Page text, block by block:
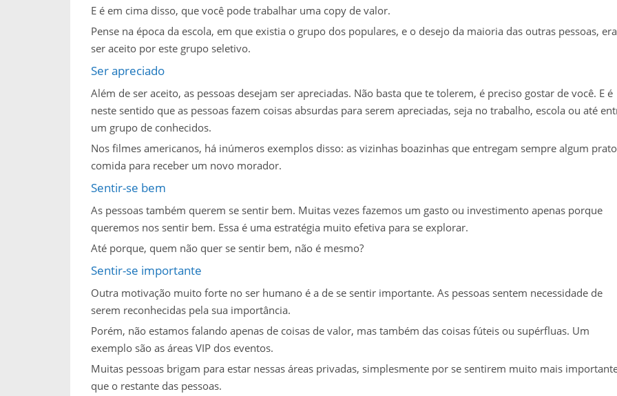
E é em cima disso, que você pode trabalhar uma copy de valor.
Pense na época da escola, em que existia o grupo dos populares, e o desejo da maioria das outras pessoas, era
ser aceito por este grupo seletivo.
Ser apreciado
Além de ser aceito, as pessoas desejam ser apreciadas. Não basta que te tolerem, é preciso gostar de você. E é
neste sentido que as pessoas fazem coisas absurdas para serem apreciadas, seja no trabalho, escola ou até
um grupo de conhecidos.
Nos filmes americanos, há inúmeros exemplos disso: as vizinhas boazinhas que entregam sempre algum
comida para receber um novo morador.
Sentir-se bem
As pessoas também querem se sentir bem. Muitas vezes fazemos um gasto ou investimento apenas porque
queremos nos sentir bem. Essa é uma estratégia muito efetiva para se explorar.
Até porque, quem não quer se sentir bem, não é mesmo?
Sentir-se importante
Outra motivação muito forte no ser humano é a de se sentir importante. As pessoas sentem necessidade de
serem reconhecidas pela sua importância.
Porém, não estamos falando apenas de coisas de valor, mas também das coisas fúteis ou supérfluas. Um
exemplo são as áreas VIP dos eventos.
Muitas pessoas brigam para estar nessas áreas privadas, simplesmente por se sentirem muito mais
que o restante das pessoas.